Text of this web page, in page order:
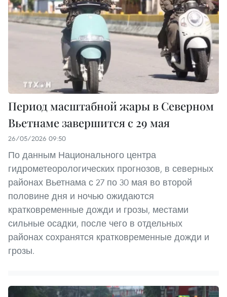
Период масштабной жары в Северном
Вьетнаме завершится с 29 мая
26/05/2026 09:50
По данным Национального центра
гидрометеорологических прогнозов, в северных
районах Вьетнама с 27 по 30 мая во второй
половине дня и ночью ожидаются
кратковременные дожди и грозы, местами
сильные осадки, после чего в отдельных
районах сохранятся кратковременные дожди и
грозы.